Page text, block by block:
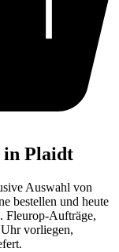
in Plaidt
Auswahl von
bestellen und heute
Fleurop-Aufträge,
vorliegen,